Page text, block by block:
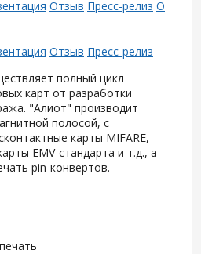
Отзыв Пресс-релиз О
Отзыв Пресс-релиз
полный цикл
карт от разработки
"Алиот" производит
полосой, с
карты MIFARE,
EMV-стандарта и т.д., а
pin-конвертов.